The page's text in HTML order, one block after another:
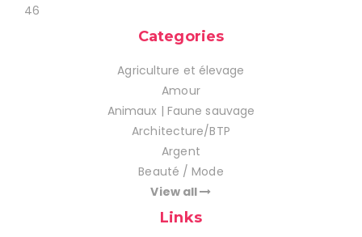
46
Categories
Agriculture et élevage
Amour
Animaux | Faune sauvage
Architecture/BTP
Argent
Beauté / Mode
View all
Links